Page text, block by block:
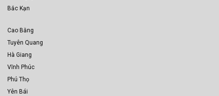
Bắc Kạn
Cao Bằng
Tuyên Quang
Hà Giang
Vĩnh Phúc
Phú Thọ
Yên Bái